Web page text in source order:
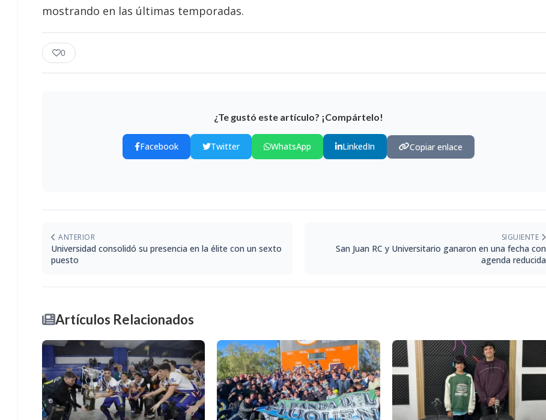
mostrando en las últimas temporadas.
0
¿Te gustó este artículo? ¡Compártelo!
Facebook Twitter WhatsApp LinkedIn Copiar enlace
ANTERIOR
Universidad consolidó su presencia en la élite con un sexto
puesto
SIGUIENTE
San Juan RC y Universitario ganaron en una fecha con
agenda reducida
Artículos Relacionados